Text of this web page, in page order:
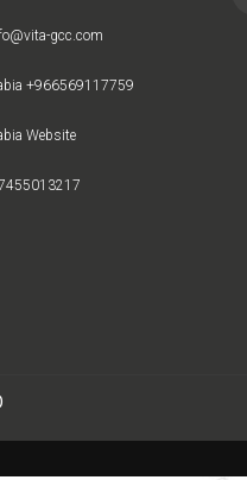
gcc.com
+966569117759
Website